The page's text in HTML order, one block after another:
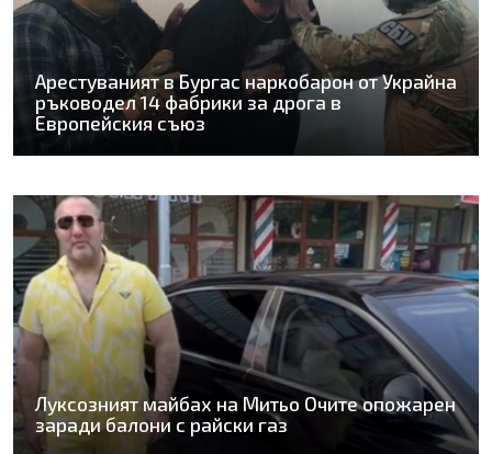
Арестуваният в Бургас наркобарон от Украйна
ръководел 14 фабрики за дрога в
Европейския съюз
Луксозният майбах на Митьо Очите опожарен
заради балони с райски газ